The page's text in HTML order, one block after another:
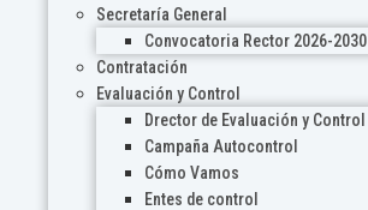
Secretaría General
Convocatoria Rector 2026-2030
Contratación
Evaluación y Control
Drector de Evaluación y Control
Campaña Autocontrol
Cómo Vamos
Entes de control